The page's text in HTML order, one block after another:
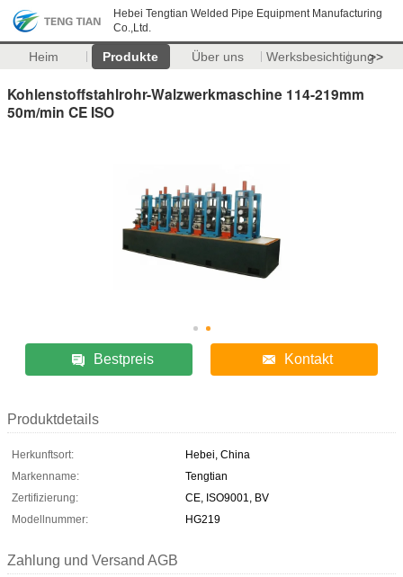
Hebei Tengtian Welded Pipe Equipment Manufacturing
Co.,Ltd.
Heim Produkte Über uns Werksbesichtigung>>
Kohlenstoffstahlrohr-Walzwerkmaschine 114-219mm
50m/min CE ISO
Bestpreis Kontakt
Produktdetails
Herkunftsort:
Hebei, China
Markenname:
Tengtian
Zertifizierung:
CE, ISO9001, BV
Modellnummer:
HG219
Zahlung und Versand AGB